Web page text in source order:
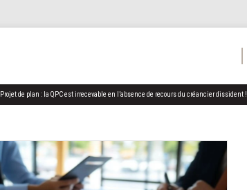
Projet de plan : la QPC est irrecevable en l’absence de recours du créancier dissident !